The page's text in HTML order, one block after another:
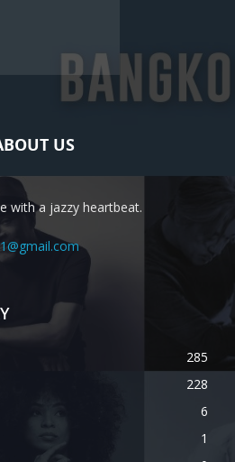
US
with a jazzy heartbeat.
285
228
6
1